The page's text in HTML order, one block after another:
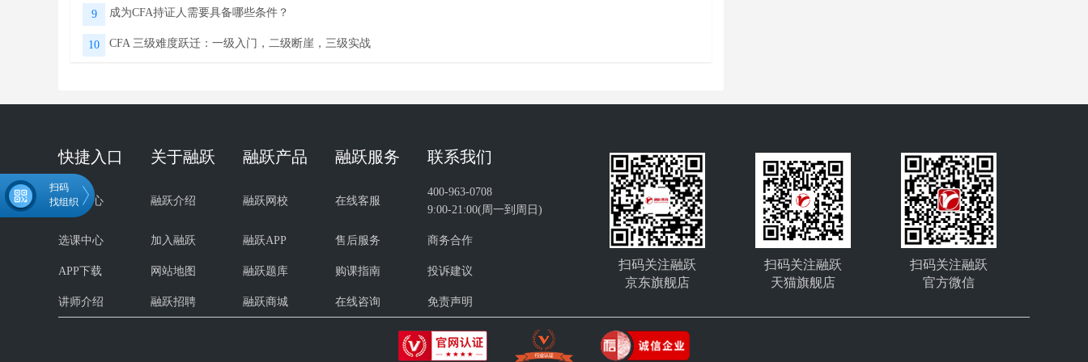
9 成为CFA持证人需要具备哪些条件？
10 CFA 三级难度跃迁：一级入门，二级断崖，三级实战
扫码
找组织
微信扫码关注公众号 领取CFA学习资料
快捷入口 关于融跃 融跃产品 融跃服务 联系我们
试听中心 融跃介绍 融跃网校 在线客服
400-963-0708
9:00-21:00(周一到周日)
选课中心 加入融跃 融跃APP 售后服务 商务合作
APP下载 网站地图 融跃题库 购课指南 投诉建议
讲师介绍 融跃招聘 融跃商城 在线咨询 免责声明
扫码关注融跃
京东旗舰店
扫码关注融跃
天猫旗舰店
扫码关注融跃
官方微信